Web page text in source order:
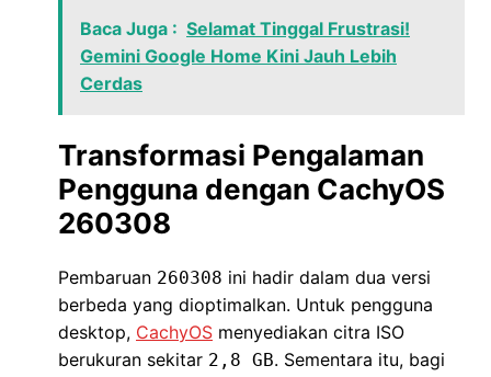
Baca Juga : Selamat Tinggal Frustrasi!
Gemini Google Home Kini Jauh Lebih
Cerdas
Transformasi Pengalaman
Pengguna dengan CachyOS
260308
Pembaruan 260308 ini hadir dalam dua versi
berbeda yang dioptimalkan. Untuk pengguna
desktop, CachyOS menyediakan citra ISO
berukuran sekitar 2,8 GB. Sementara itu, bagi